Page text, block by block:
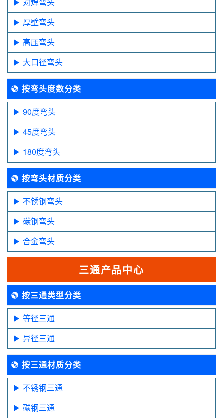
厚壁弯头
高压弯头
大口径弯头
按弯头度数分类
90度弯头
45度弯头
180度弯头
按弯头材质分类
不锈钢弯头
碳钢弯头
合金弯头
三通产品中心
按三通类型分类
等径三通
异径三通
按三通材质分类
不锈钢三通
碳钢三通